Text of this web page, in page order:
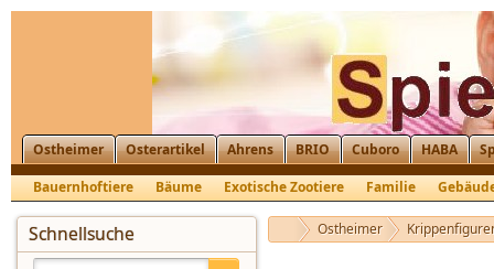
Ostheimer Osterartikel Ahrens BRIO Cuboro HABA
Bauernhoftiere
Bäume Exotische Zootiere Familie
Schnellsuche Ostheimer